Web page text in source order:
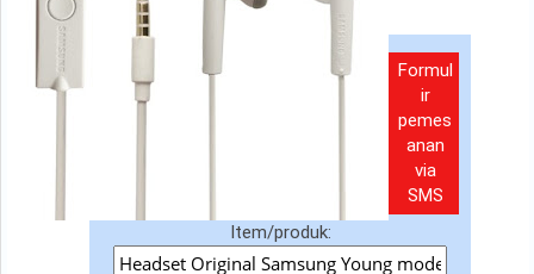
Formul
ir
pemes
anan
via
SMS
Item/produk: